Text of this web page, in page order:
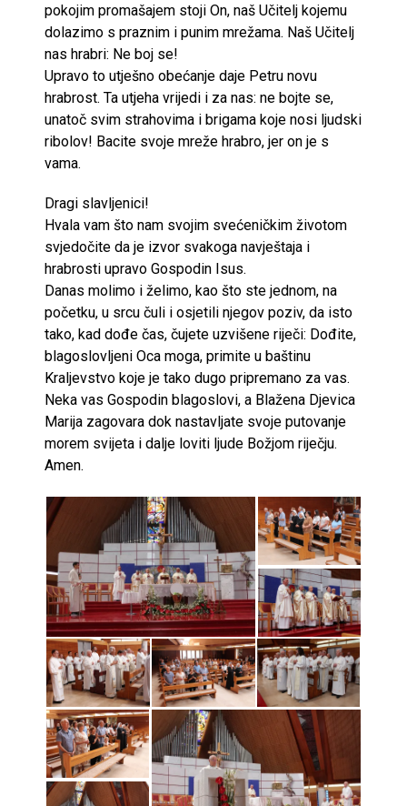
pokojim promašajem stoji On, naš Učitelj kojemu
dolazimo s praznim i punim mrežama. Naš Učitelj
nas hrabri: Ne boj se!
Upravo to utješno obećanje daje Petru novu
hrabrost. Ta utjeha vrijedi i za nas: ne bojte se,
unatoč svim strahovima i brigama koje nosi ljudski
ribolov! Bacite svoje mreže hrabro, jer on je s
vama.
Dragi slavljenici!
Hvala vam što nam svojim svećeničkim životom
svjedočite da je izvor svakoga navještaja i
hrabrosti upravo Gospodin Isus.
Danas molimo i želimo, kao što ste jednom, na
početku, u srcu čuli i osjetili njegov poziv, da isto
tako, kad dođe čas, čujete uzvišene riječi: Dođite,
blagoslovljeni Oca moga, primite u baštinu
Kraljevstvo koje je tako dugo pripremano za vas.
Neka vas Gospodin blagoslovi, a Blažena Djevica
Marija zagovara dok nastavljate svoje putovanje
morem svijeta i dalje loviti ljude Božjom riječju.
Amen.